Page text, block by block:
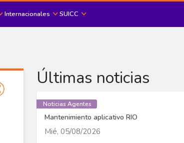
Internacionales SUICC
Últimas noticias
Noticias Agentes
Mantenimiento aplicativo RIO
Mié, 05/08/2026